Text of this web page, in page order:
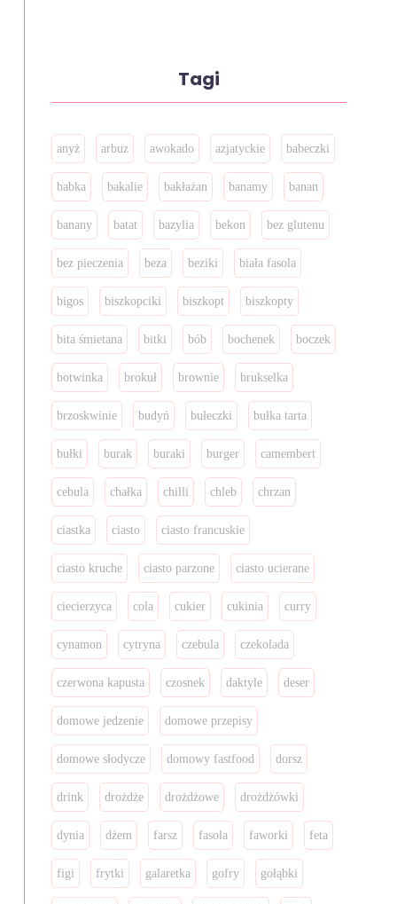
Tagi
anyż arbuz awokado azjatyckie babeczki
babka bakalie bakłażan banamy banan
banany batat bazylia bekon bez glutenu
bez pieczenia beza beziki biała fasola
bigos biszkopciki biszkopt biszkopty
bita śmietana bitki bób bochenek boczek
botwinka brokuł brownie brukselka
brzoskwinie budyń bułeczki bułka tarta
bułki burak buraki burger camembert
cebula chałka chilli chleb chrzan
ciastka ciasto ciasto francuskie
ciasto kruche ciasto parzone ciasto ucierane
ciecierzyca cola cukier cukinia curry
cynamon cytryna czebula czekolada
czerwona kapusta czosnek daktyle deser
domowe jedzenie domowe przepisy
domowe słodycze domowy fastfood dorsz
drink drożdże drożdżowe drożdżówki
dynia dżem farsz fasola faworki feta
figi frytki galaretka gofry gołąbki